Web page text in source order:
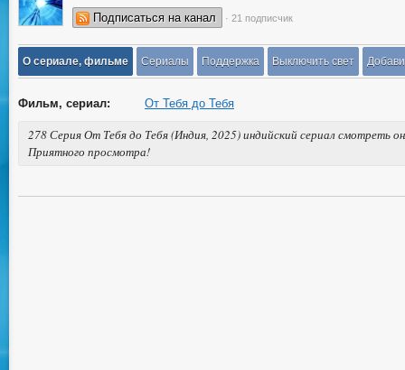
Подписаться на канал · 21 подписчик
О сериале, фильме Сериалы Поддержка Выключить свет
Фильм, сериал: От Тебя до Тебя
278 Серия От Тебя до Тебя (Индия, 2025) индийский сериал смотреть
Приятного просмотра!